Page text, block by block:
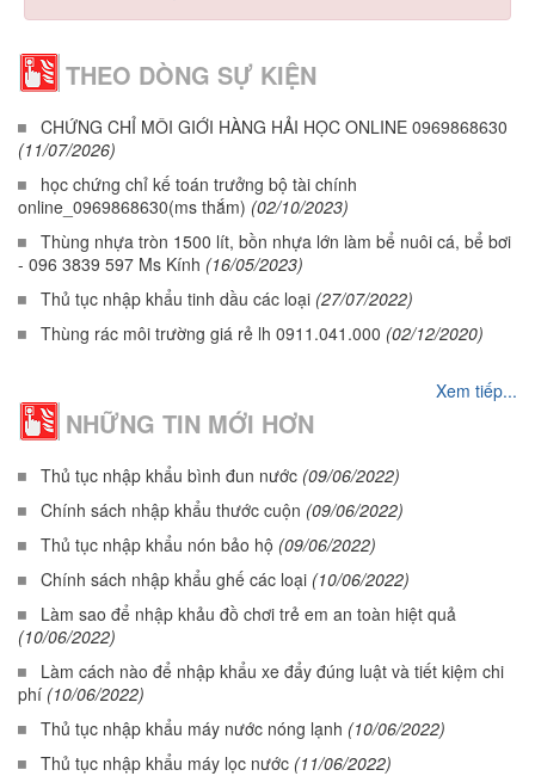
THEO DÒNG SỰ KIỆN
CHỨNG CHỈ MÔI GIỚI HÀNG HẢI HỌC ONLINE 0969868630
(11/07/2026)
học chứng chỉ kế toán trưởng bộ tài chính
online_0969868630(ms thắm) (02/10/2023)
Thùng nhựa tròn 1500 lít, bồn nhựa lớn làm bể nuôi cá, bể bơi
- 096 3839 597 Ms Kính (16/05/2023)
Thủ tục nhập khẩu tinh dầu các loại (27/07/2022)
Thùng rác môi trường giá rẻ lh 0911.041.000 (02/12/2020)
Xem tiếp...
NHỮNG TIN MỚI HƠN
Thủ tục nhập khẩu bình đun nước (09/06/2022)
Chính sách nhập khẩu thước cuộn (09/06/2022)
Thủ tục nhập khẩu nón bảo hộ (09/06/2022)
Chính sách nhập khẩu ghế các loại (10/06/2022)
Làm sao để nhập khảu đồ chơi trẻ em an toàn hiệt quả
(10/06/2022)
Làm cách nào để nhập khẩu xe đẩy đúng luật và tiết kiệm chi
phí (10/06/2022)
Thủ tục nhập khẩu máy nước nóng lạnh (10/06/2022)
Thủ tục nhập khẩu máy lọc nước (11/06/2022)